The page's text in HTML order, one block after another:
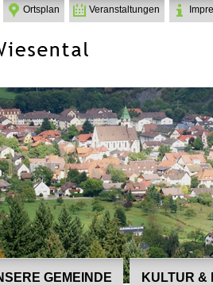
Ortsplan Veranstaltungen
GEMEINDE KULTUR &